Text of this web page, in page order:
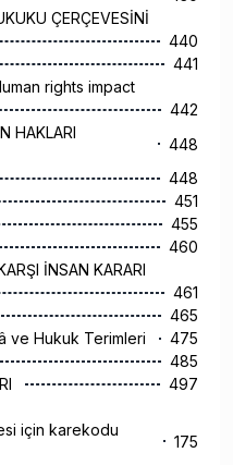
ÇERÇEVESİNİ
440
441
rights impact
442
HAKLARI
448
448
451
455
460
İNSAN KARARI
461
465
ve Hukuk Terimleri
475
485
497
için karekodu
175